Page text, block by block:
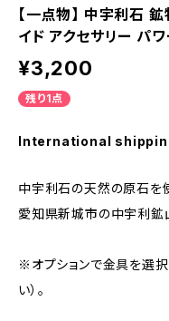
【一点物】 中宇利石
イド アクセサリー パ
¥3,200
残り1点
International
中宇利石の天然の原石を
愛知県新城市の中宇利鉱
※オプションで金具を選
い）。